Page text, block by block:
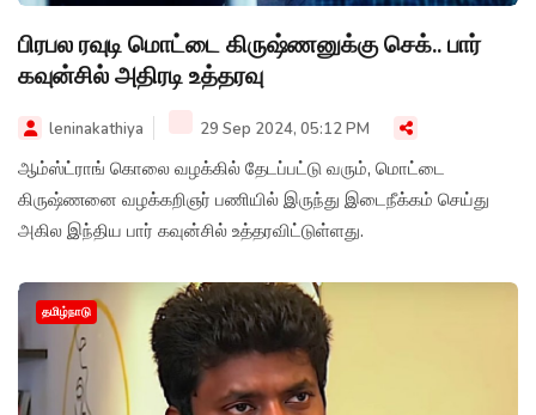
பிரபல ரவுடி மொட்டை கிருஷ்ணனுக்கு செக்.. பார்
கவுன்சில் அதிரடி உத்தரவு
leninakathiya 29 Sep 2024, 05:12 PM
ஆம்ஸ்ட்ராங் கொலை வழக்கில் தேடப்பட்டு வரும், மொட்டை
கிருஷ்ணனை வழக்கறிஞர் பணியில் இருந்து இடைநீக்கம் செய்து
அகில இந்திய பார் கவுன்சில் உத்தரவிட்டுள்ளது.
தமிழ்நாடு